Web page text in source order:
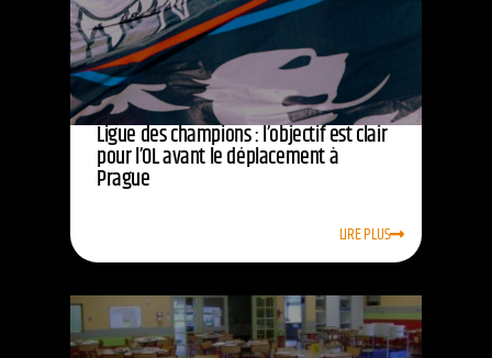
Ligue des champions : l’objectif est clair
pour l’OL avant le déplacement à
Prague
LIRE PLUS